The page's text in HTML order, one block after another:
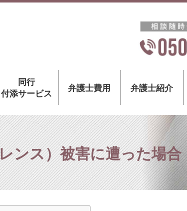
同行
付添サービス
弁護士費用 弁護士紹介
ンス）被害に遭った場合